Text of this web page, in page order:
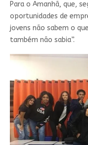
Para o Amanhã, que,
oportunidades de
jovens não sabem o
também não sabia”.